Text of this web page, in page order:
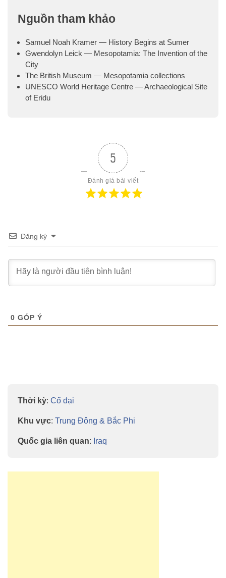
Nguồn tham khảo
Samuel Noah Kramer — History Begins at Sumer
Gwendolyn Leick — Mesopotamia: The Invention of the
City
The British Museum — Mesopotamia collections
UNESCO World Heritage Centre — Archaeological Site
of Eridu
5
Đánh giá bài viết
Đăng ký
0 GÓP Ý
Thời kỳ: Cổ đại
Khu vực: Trung Đông & Bắc Phi
Quốc gia liên quan: Iraq